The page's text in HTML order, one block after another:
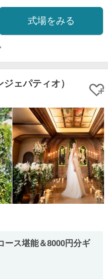
式場をみる
ェパティオ）
ース堪能＆8000円分ギ
評価